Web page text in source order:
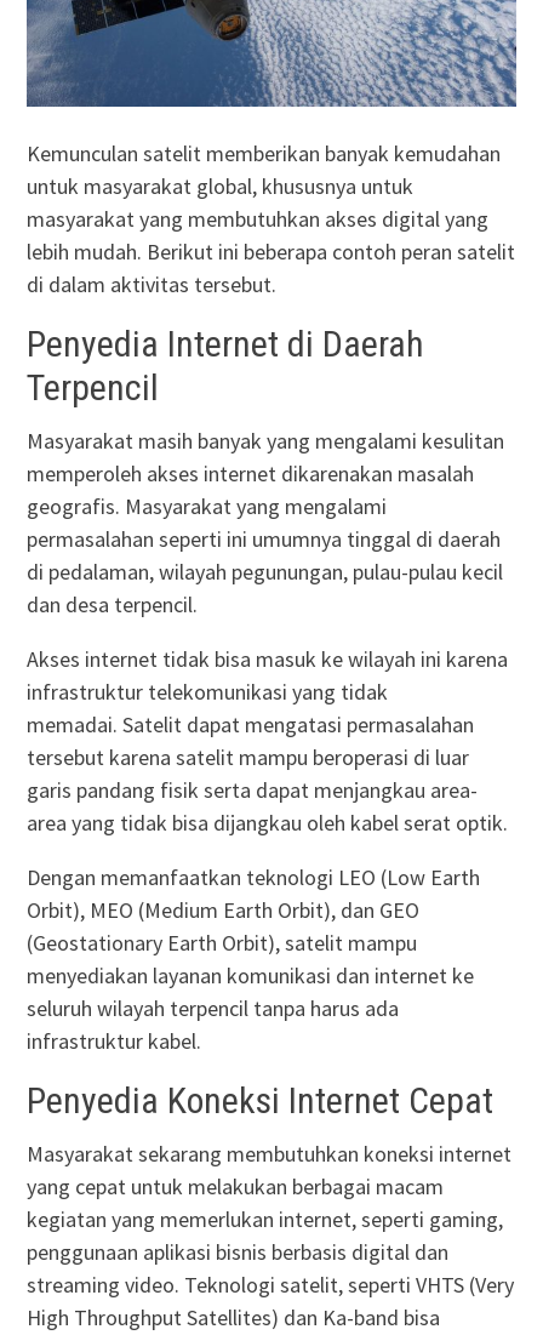
Kemunculan satelit memberikan banyak kemudahan
untuk masyarakat global, khususnya untuk
masyarakat yang membutuhkan akses digital yang
lebih mudah. Berikut ini beberapa contoh peran satelit
di dalam aktivitas tersebut.
Penyedia Internet di Daerah
Terpencil
Masyarakat masih banyak yang mengalami kesulitan
memperoleh akses internet dikarenakan masalah
geografis. Masyarakat yang mengalami
permasalahan seperti ini umumnya tinggal di daerah
di pedalaman, wilayah pegunungan, pulau-pulau kecil
dan desa terpencil.
Akses internet tidak bisa masuk ke wilayah ini karena
infrastruktur telekomunikasi yang tidak
memadai. Satelit dapat mengatasi permasalahan
tersebut karena satelit mampu beroperasi di luar
garis pandang fisik serta dapat menjangkau area-
area yang tidak bisa dijangkau oleh kabel serat optik.
Dengan memanfaatkan teknologi LEO (Low Earth
Orbit), MEO (Medium Earth Orbit), dan GEO
(Geostationary Earth Orbit), satelit mampu
menyediakan layanan komunikasi dan internet ke
seluruh wilayah terpencil tanpa harus ada
infrastruktur kabel.
Penyedia Koneksi Internet Cepat
Masyarakat sekarang membutuhkan koneksi internet
yang cepat untuk melakukan berbagai macam
kegiatan yang memerlukan internet, seperti gaming,
penggunaan aplikasi bisnis berbasis digital dan
streaming video. Teknologi satelit, seperti VHTS (Very
High Throughput Satellites) dan Ka-band bisa